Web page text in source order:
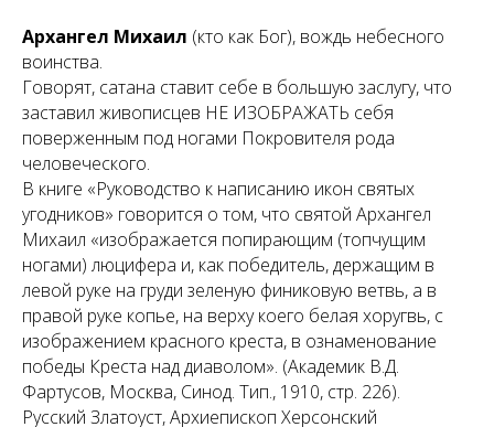
Архангел Михаил (кто как Бог), вождь небесного
воинства.
Говорят, сатана ставит себе в большую заслугу, что
заставил живописцев НЕ ИЗОБРАЖАТЬ себя
поверженным под ногами Покровителя рода
человеческого.
В книге «Руководство к написанию икон святых
угодников» говорится о том, что святой Архангел
Михаил «изображается попирающим (топчущим
ногами) люцифера и, как победитель, держащим в
левой руке на груди зеленую финиковую ветвь, а в
правой руке копье, на верху коего белая хоругвь, с
изображением красного креста, в ознаменование
победы Креста над диаволом». (Академик В.Д.
Фартусов, Москва, Синод. Тип., 1910, стр. 226).
Русский Златоуст, Архиепископ Херсонский